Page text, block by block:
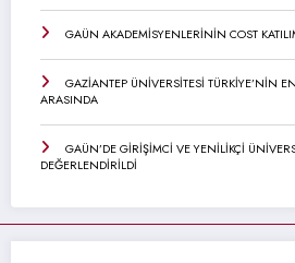
GAÜN AKADEMİSYENLERİNİN COST
GAZİANTEP ÜNİVERSİTESİ TÜRKİYE’NİN
ARASINDA
GAÜN’DE GİRİŞİMCİ VE YENİLİKÇİ
DEĞERLENDİRİLDİ